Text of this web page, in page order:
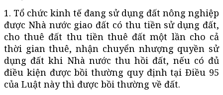
1. Tổ chức kinh tế đang sử dụng đất nông nghiệp
được Nhà nước giao đất có thu tiền sử dụng đất,
cho thuê đất thu tiền thuê đất một lần cho cả
thời gian thuê, nhận chuyển nhượng quyền sử
dụng đất khi Nhà nước thu hồi đất, nếu có đủ
điều kiện được bồi thường quy định tại Điều 95
của Luật này thì được bồi thường về đất.